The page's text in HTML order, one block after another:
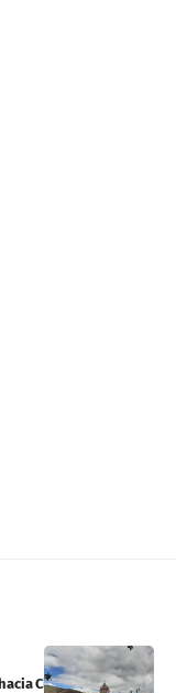
Chía y Cajicá: juez